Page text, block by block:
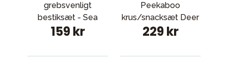
grebsvenligt
bestiksæt - Sea
friends Blue
159 kr
Peekaboo
krus/snacksæt Deer
friends Blue
229 kr